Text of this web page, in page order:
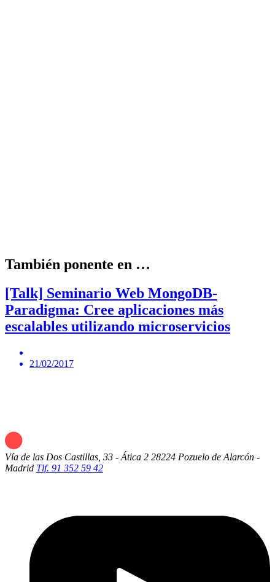
También ponente en …
[Talk] Seminario Web MongoDB-
Paradigma: Cree aplicaciones más
escalables utilizando microservicios
21/02/2017
Vía de las Dos Castillas, 33 - Ática 2 28224 Pozuelo de Alarcón -
Madrid Tlf. 91 352 59 42